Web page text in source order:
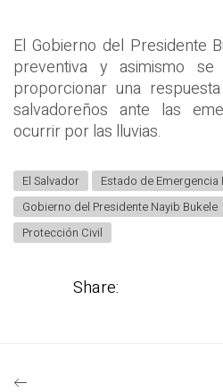
El Gobierno del Presidente
preventiva y asimismo
proporcionar una
salvadoreños ante las
ocurrir por las lluvias.
El Salvador
Estado de Emergencia
Gobierno del Presidente Nayib Bukele
Protección Civil
Share: